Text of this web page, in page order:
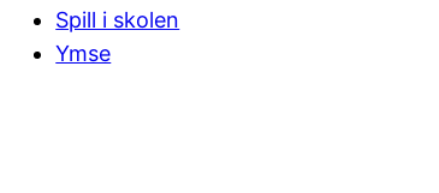
Spill i skolen
Ymse